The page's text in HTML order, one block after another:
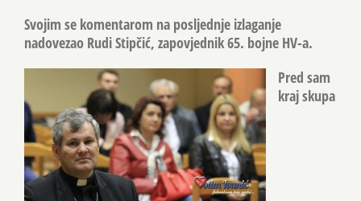
Svojim se komentarom na posljednje izlaganje
nadovezao Rudi Stipčić, zapovjednik 65. bojne HV-a.
Pred sam
kraj skupa